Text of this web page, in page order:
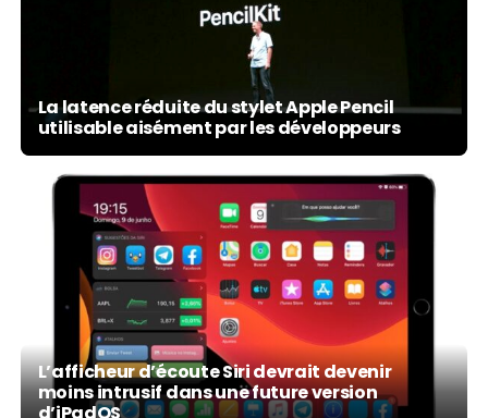
La latence réduite du stylet Apple Pencil
utilisable aisément par les développeurs
L’afficheur d’écoute Siri devrait devenir
moins intrusif dans une future version